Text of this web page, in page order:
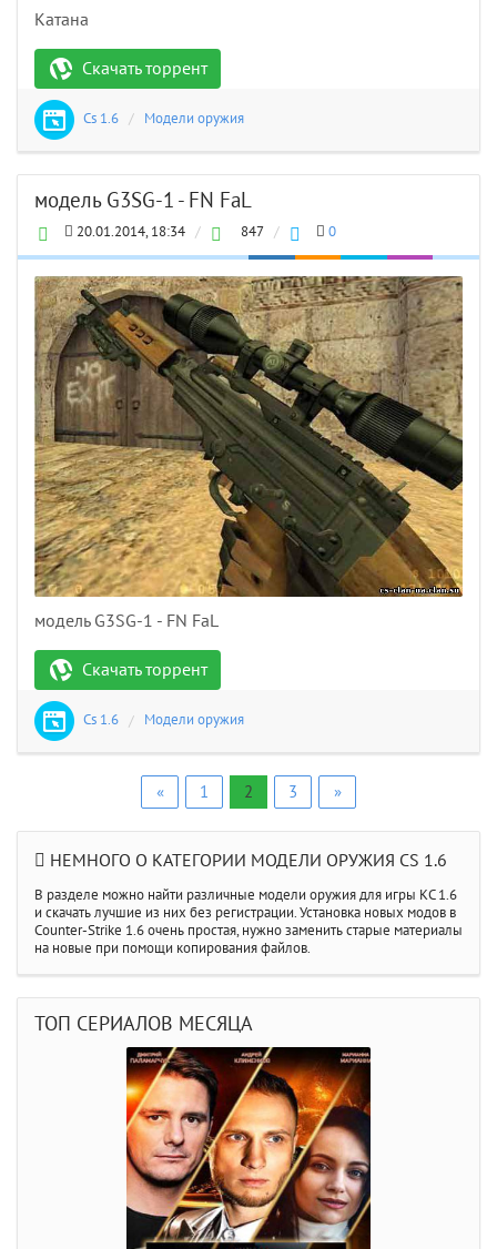
Катана
Скачать торрент
Cs 1.6 / Модели оружия
модель G3SG-1 - FN FaL
20.01.2014, 18:34 / 847 / 0
модель G3SG-1 - FN FaL
Скачать торрент
Cs 1.6 / Модели оружия
« 1 2 3 »
НЕМНОГО О КАТЕГОРИИ МОДЕЛИ ОРУЖИЯ CS 1.6
В разделе можно найти различные модели оружия для игры КС 1.6
и скачать лучшие из них без регистрации. Установка новых модов в
Counter-Strike 1.6 очень простая, нужно заменить старые материалы
на новые при помощи копирования файлов.
ТОП СЕРИАЛОВ МЕСЯЦА